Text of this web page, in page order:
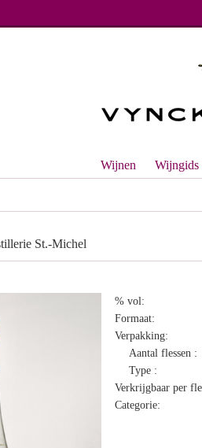
Wijnen Wijngids
St.-Michel
% vol:
Formaat:
Verpakking:
Aantal flessen :
Type :
Verkrijgbaar per
Categorie: